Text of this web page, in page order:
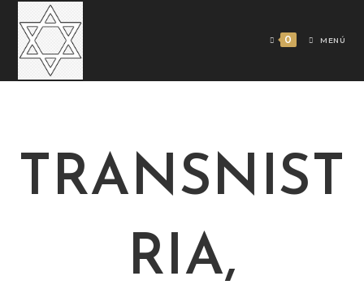
0 MENÚ
TRANSNIST
RIA,